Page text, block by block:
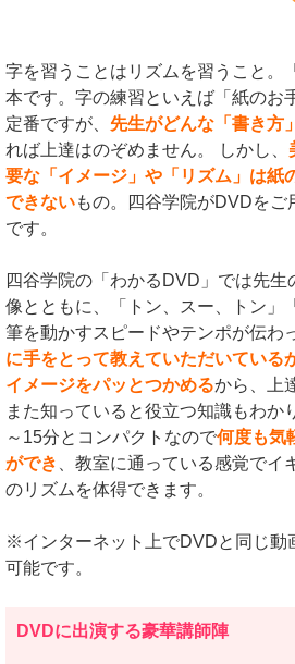
字を習うことはリズムを習うこと。
本です。字の練習といえば「紙のお
定番ですが、 先生がどんな「書き方
れば上達はのぞめません。 しかし、
要な「イメージ」や「リズム」は紙
できないもの。四谷学院がDVDを
です。
四谷学院の「わかるDVD」では先
像とともに、「トン、スー、トン」
筆を動かすスピードやテンポが伝わ
に手をとって教えていただいている
イメージをパッとつかめるから、上
また知っていると役立つ知識もわか
～15分とコンパクトなので何度も気
ができ
、教室に通っている感覚で
のリズムを体得できます。
※インターネット上でDVDと同じ動
可能です。
DVDに出演する豪華講師陣